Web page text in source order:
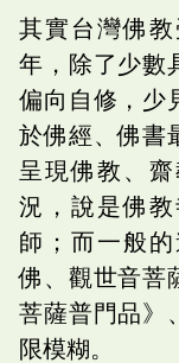
其實台灣佛
年，除了少數
偏向自修，少
於佛經、佛書
呈現佛教、
況，說是佛
師；而一般
佛、觀世音菩
菩薩普門品》
限模糊。